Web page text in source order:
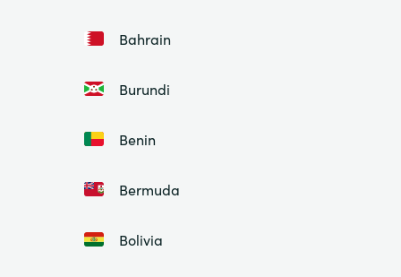
Bahrain
Burundi
Benin
Bermuda
Bolivia